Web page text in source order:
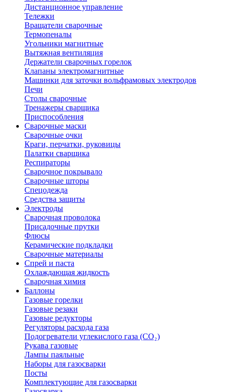
Дистанционное управление
Тележки
Вращатели сварочные
Термопеналы
Угольники магнитные
Вытяжная вентиляция
Держатели сварочных горелок
Клапаны электромагнитные
Машинки для заточки вольфрамовых электродов
Печи
Столы сварочные
Тренажеры сварщика
Приспособления
Сварочные маски
Сварочные очки
Краги, перчатки, руковицы
Палатки сварщика
Респираторы
Сварочное покрывало
Сварочные шторы
Спецодежда
Средства защиты
Электроды
Сварочная проволока
Присадочные прутки
Флюсы
Керамические подкладки
Сварочные материалы
Спрей и паста
Охлаждающая жидкость
Сварочная химия
Баллоны
Газовые горелки
Газовые резаки
Газовые редукторы
Регуляторы расхода газа
Подогреватели углекислого газа (CO₂)
Рукава газовые
Лампы паяльные
Наборы для газосварки
Посты
Комплектующие для газосварки